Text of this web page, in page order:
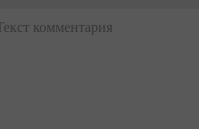
комментария